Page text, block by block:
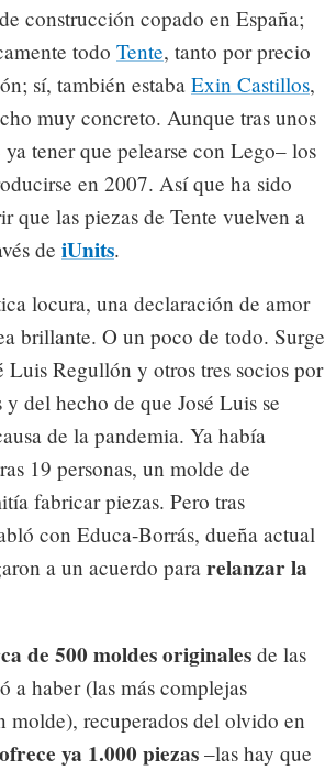
construcción copado en España;
todo Tente, tanto por precio
sí, también estaba Exin Castillos,
muy concreto. Aunque tras unos
tener que pelearse con Lego– los
en 2007. Así que ha sido
que las piezas de Tente vuelven a
de iUnits.
locura, una declaración de amor
brillante. O un poco de todo. Surge
Luis Regullón y otros tres socios por
y del hecho de que José Luis se
de la pandemia. Ya había
19 personas, un molde de
fabricar piezas. Pero tras
con Educa-Borrás, dueña actual
a un acuerdo para relanzar la
de 500 moldes originales de las
a haber (las más complejas
molde), recuperados del olvido en
ofrece ya 1.000 piezas –las hay que